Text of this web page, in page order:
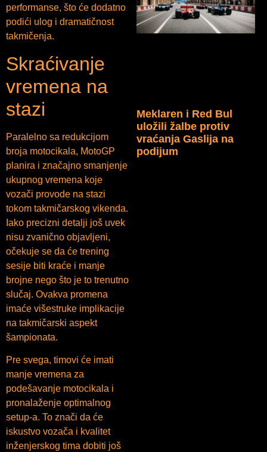
performanse, što će dodatno
podići ulog i dramatičnost
takmičenja.
Skraćivanje
vremena na
stazi
Paralelno sa redukcijom
broja motocikala, MotoGP
planira i značajno smanjenje
ukupnog vremena koje
vozači provode na stazi
tokom takmičarskog vikenda.
Iako precizni detalji još uvek
nisu zvanično objavljeni,
očekuje se da će trening
sesije biti kraće i manje
brojne nego što je to trenutno
slučaj. Ovakva promena
imaće višestruke implikacije
na takmičarski aspekt
šampionata.
Pre svega, timovi će imati
manje vremena za
podešavanje motocikala i
pronalaženje optimalnog
setup-a. To znači da će
iskustvo vozača i kvalitet
inženjerskog tima dobiti još
Meklaren i Red Bul
uložili žalbe protiv
vraćanja Gaslija na
podijum